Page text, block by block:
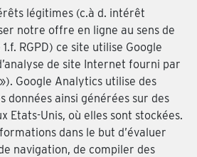
légitimes (c.à d. intérêt
notre offre en ligne au sens de
RGPD) ce site utilise Google
de site Internet fourni par
Google Analytics utilise des
données ainsi générées sur des
Etats-Unis, où elles sont stockées.
dans le but d’évaluer
navigation, de compiler des